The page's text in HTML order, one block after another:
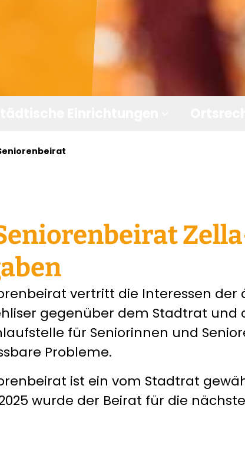
vertritt die Interessen
gegenüber dem Stadtrat und
für Seniorinnen und
Probleme.
ist ein vom Stadtrat
wurde der Beirat für die